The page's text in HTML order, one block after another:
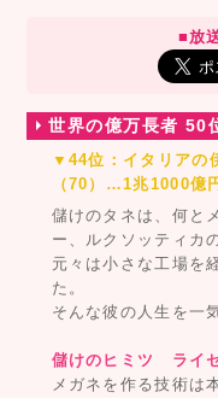
■放
世界の億万長者 50
▼44位：イタリアの
（70）…1兆1000億
儲けのタネは、何と
ー、ルクソッティカ
元々は小さな工場を
た。
そんな彼の人生を一
儲けのヒミツ ライ
メガネを作る技術は